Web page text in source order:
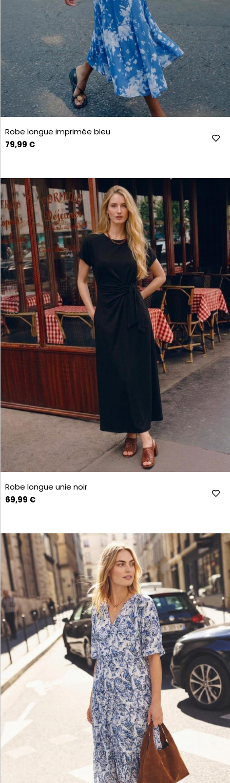
Robe longue imprimée bleu
79,99 €
Robe longue unie noir
69,99 €